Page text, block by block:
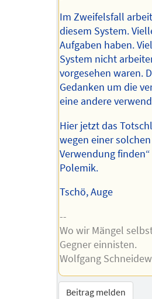
Im Zweifelsfall
diesem System.
Aufgaben haben.
System nicht
vorgesehen waren.
Gedanken um die
eine andere
Hier jetzt das
wegen einer
Verwendung
Polemik.
Tschö, Auge
--
Wo wir Mängel
Gegner einnisten.
Wolfgang
Beitrag melden